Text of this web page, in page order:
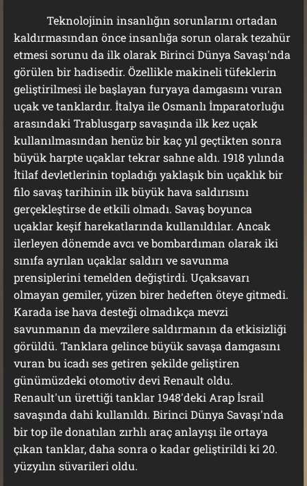
Teknolojinin insanlığın sorunlarını ortadan
kaldırmasından önce insanlığa sorun olarak tezahür
etmesi sorunu da ilk olarak Birinci Dünya Savaşı'nda
görülen bir hadisedir. Özellikle makineli tüfeklerin
geliştirilmesi ile başlayan furyaya damgasını vuran
uçak ve tanklardır. İtalya ile Osmanlı İmparatorluğu
arasındaki Trablusgarp savaşında ilk kez uçak
kullanılmasından henüz bir kaç yıl geçtikten sonra
büyük harpte uçaklar tekrar sahne aldı. 1918 yılında
İtilaf devletlerinin topladığı yaklaşık bin uçaklık bir
filo savaş tarihinin ilk büyük hava saldırısını
gerçekleştirse de etkili olmadı. Savaş boyunca
uçaklar keşif harekatlarında kullanıldılar. Ancak
ilerleyen dönemde avcı ve bombardıman olarak iki
sınıfa ayrılan uçaklar saldırı ve savunma
prensiplerini temelden değiştirdi. Uçaksavarı
olmayan gemiler, yüzen birer hedeften öteye gitmedi.
Karada ise hava desteği olmadıkça mevzi
savunmanın da mevzilere saldırmanın da etkisizliği
görüldü. Tanklara gelince büyük savaşa damgasını
vuran bu icadı ses getiren şekilde geliştiren
günümüzdeki otomotiv devi Renault oldu.
Renault'un ürettiği tanklar 1948'deki Arap İsrail
savaşında dahi kullanıldı. Birinci Dünya Savaşı'nda
bir top ile donatılan zırhlı araç anlayışı ile ortaya
çıkan tanklar, daha sonra o kadar geliştirildi ki 20.
yüzyılın süvarileri oldu.